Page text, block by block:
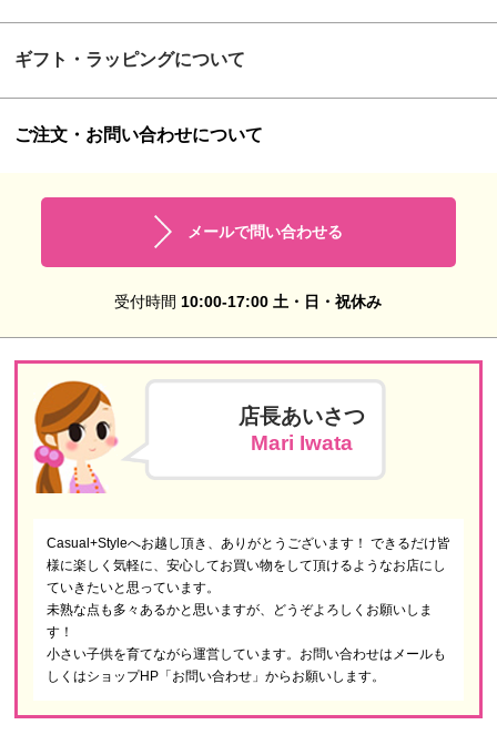
ギフト・ラッピングについて
ご注文・お問い合わせについて
メールで問い合わせる
受付時間 10:00-17:00 土・日・祝休み
店長あいさつ
Mari Iwata
Casual+Styleへお越し頂き、ありがとうございます！ できるだけ皆
様に楽しく気軽に、安心してお買い物をして頂けるようなお店にし
ていきたいと思っています。
未熟な点も多々あるかと思いますが、どうぞよろしくお願いしま
す！
小さい子供を育てながら運営しています。お問い合わせはメールも
しくはショップHP「お問い合わせ」からお願いします。